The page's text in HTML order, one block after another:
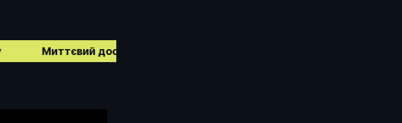
Миттєвий доступ до бази знань і матеріалів інтенсиву